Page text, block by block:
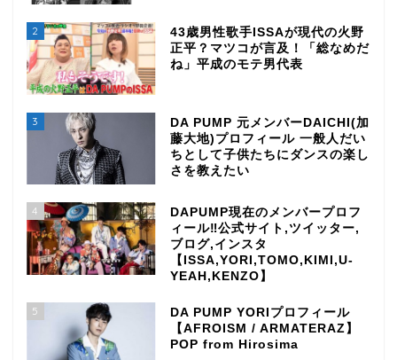
2
43歳男性歌手ISSAが現代の火野
正平？マツコが言及！「総なめだ
ね」平成のモテ男代表
3
DA PUMP 元メンバーDAICHI(加
藤大地)プロフィール 一般人だい
ちとして子供たちにダンスの楽し
さを教えたい
4
DAPUMP現在のメンバープロフ
ィール‼公式サイト,ツイッター,
ブログ,インスタ
【ISSA,YORI,TOMO,KIMI,U-
YEAH,KENZO】
5
DA PUMP YORIプロフィール
【AFROISM / ARMATERAZ】
POP from Hirosima